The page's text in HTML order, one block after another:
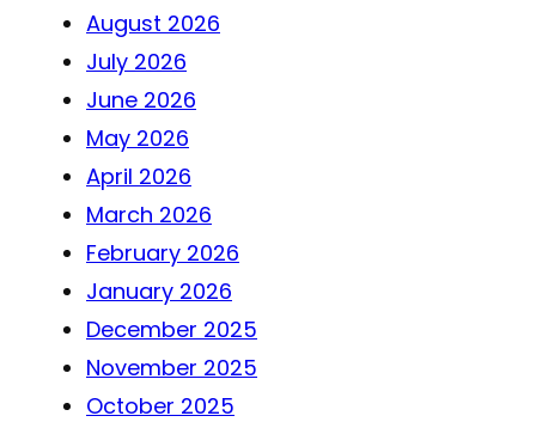
August 2026
July 2026
June 2026
May 2026
April 2026
March 2026
February 2026
January 2026
December 2025
November 2025
October 2025